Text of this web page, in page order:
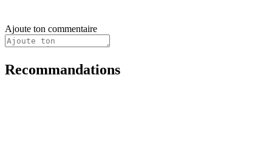
Ajoute ton commentaire
Recommandations